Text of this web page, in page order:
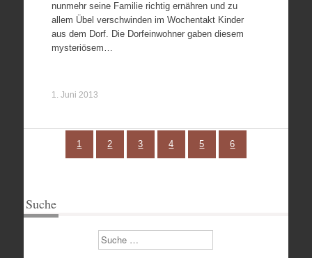
nunmehr seine Familie richtig ernähren und zu
allem Übel verschwinden im Wochentakt Kinder
aus dem Dorf. Die Dorfeinwohner gaben diesem
mysteriösem…
1. Juni 2013
1 2 3 4 5 6
Suche
Suchen